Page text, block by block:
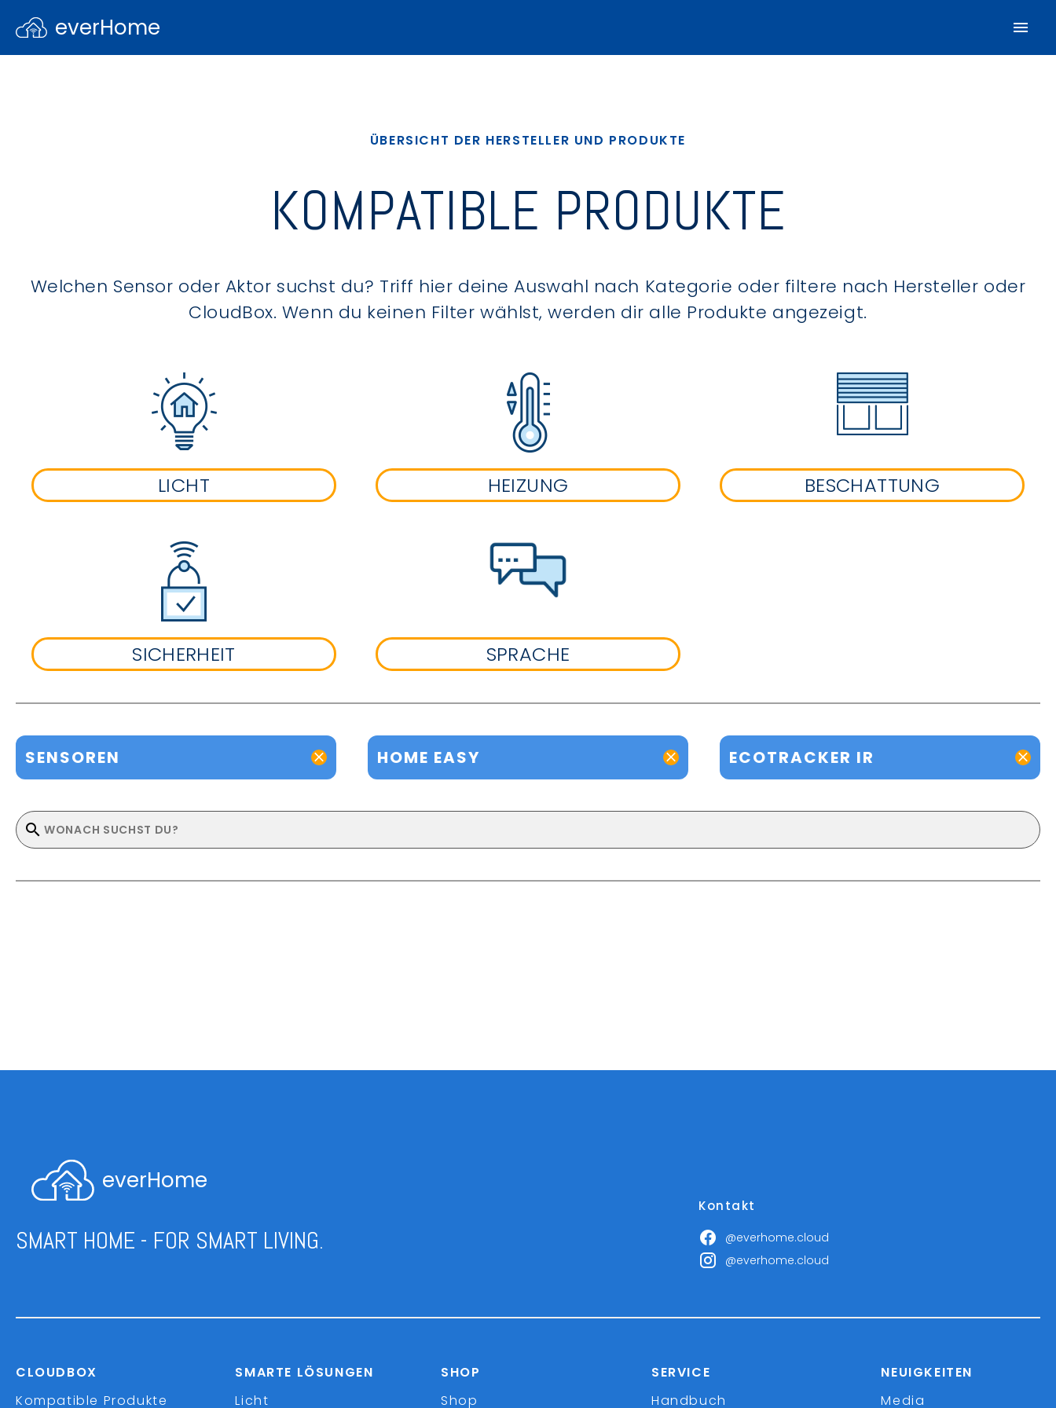
everHome
ÜBERSICHT DER HERSTELLER UND PRODUKTE
KOMPATIBLE PRODUKTE
Welchen Sensor oder Aktor suchst du? Triff hier deine Auswahl nach Kategorie oder filtere nach Hersteller oder
CloudBox. Wenn du keinen Filter wählst, werden dir alle Produkte angezeigt.
LICHT HEIZUNG BESCHATTUNG
SICHERHEIT SPRACHE
SENSOREN HOME EASY ECOTRACKER IR
everHome
SMART HOME - FOR SMART LIVING.
Kontakt
@everhome.cloud
@everhome.cloud
CLOUDBOX
Kompatible Produkte
SMARTE LÖSUNGEN
Licht
SHOP
Shop
SERVICE
Handbuch
NEUIGKEITEN
Media